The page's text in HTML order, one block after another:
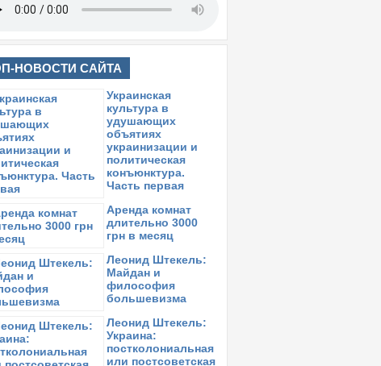
НОВОСТИ САЙТА
Украинская
культура в
удушающих
объятиях
украинизации и
политическая
конъюнктура.
Часть первая
Аренда комнат
длительно 3000
грн в месяц
Леонид Штекель:
Майдан и
философия
большевизма
Леонид Штекель:
Украина:
постколониальная
или постсоветская